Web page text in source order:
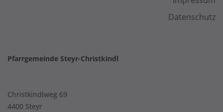
Datenschutz
Pfarrgemeinde Steyr-Christkindl
Christkindlweg 69
4400 Steyr